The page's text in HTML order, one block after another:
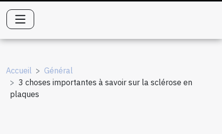
Accueil
Général
3 choses importantes à savoir sur la sclérose en
plaques